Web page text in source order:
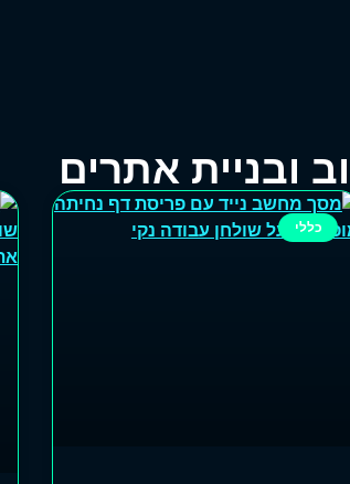
ובניית אתרים
כללי